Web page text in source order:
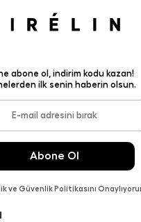
Koşulları